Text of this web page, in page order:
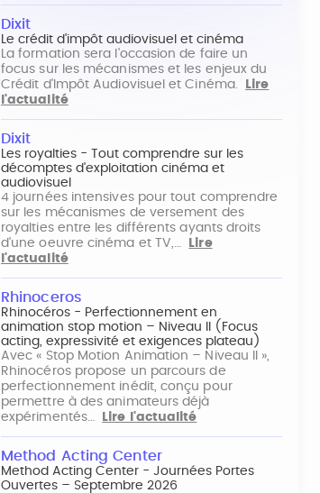
Dixit
Le crédit d'impôt audiovisuel et cinéma
La formation sera l'occasion de faire un
focus sur les mécanismes et les enjeux du
Crédit d'Impôt Audiovisuel et Cinéma.
Lire
l'actualité
Dixit
Les royalties - Tout comprendre sur les
décomptes d'exploitation cinéma et
audiovisuel
4 journées intensives pour tout comprendre
sur les mécanismes de versement des
royalties entre les différents ayants droits
d'une oeuvre cinéma et TV,…
Lire
l'actualité
Rhinoceros
Rhinocéros - Perfectionnement en
animation stop motion – Niveau II (Focus
acting, expressivité et exigences plateau)
Avec « Stop Motion Animation – Niveau II »,
Rhinocéros propose un parcours de
perfectionnement inédit, conçu pour
permettre à des animateurs déjà
expérimentés…
Lire l'actualité
Method Acting Center
Method Acting Center - Journées Portes
Ouvertes – Septembre 2026